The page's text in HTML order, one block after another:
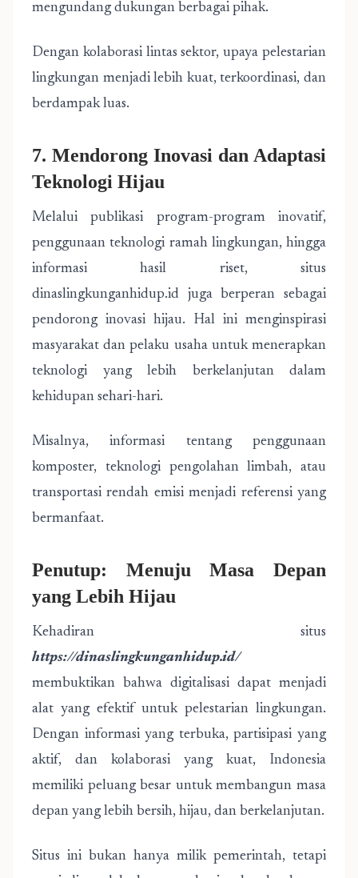
mengundang dukungan berbagai pihak.
Dengan kolaborasi lintas sektor, upaya pelestarian
lingkungan menjadi lebih kuat, terkoordinasi, dan
berdampak luas.
7. Mendorong Inovasi dan Adaptasi
Teknologi Hijau
Melalui publikasi program-program inovatif,
penggunaan teknologi ramah lingkungan, hingga
informasi hasil riset, situs
dinaslingkunganhidup.id juga berperan sebagai
pendorong inovasi hijau. Hal ini menginspirasi
masyarakat dan pelaku usaha untuk menerapkan
teknologi yang lebih berkelanjutan dalam
kehidupan sehari-hari.
Misalnya, informasi tentang penggunaan
komposter, teknologi pengolahan limbah, atau
transportasi rendah emisi menjadi referensi yang
bermanfaat.
Penutup: Menuju Masa Depan
yang Lebih Hijau
Kehadiran situs
https://dinaslingkunganhidup.id/
membuktikan bahwa digitalisasi dapat menjadi
alat yang efektif untuk pelestarian lingkungan.
Dengan informasi yang terbuka, partisipasi yang
aktif, dan kolaborasi yang kuat, Indonesia
memiliki peluang besar untuk membangun masa
depan yang lebih bersih, hijau, dan berkelanjutan.
Situs ini bukan hanya milik pemerintah, tetapi